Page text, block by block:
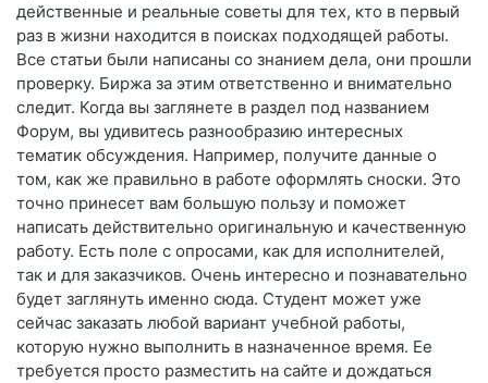
действенные и реальные советы для тех, кто в первый
раз в жизни находится в поисках подходящей работы.
Все статьи были написаны со знанием дела, они прошли
проверку. Биржа за этим ответственно и внимательно
следит. Когда вы заглянете в раздел под названием
Форум, вы удивитесь разнообразию интересных
тематик обсуждения. Например, получите данные о
том, как же правильно в работе оформлять сноски. Это
точно принесет вам большую пользу и поможет
написать действительно оригинальную и качественную
работу. Есть поле с опросами, как для исполнителей,
так и для заказчиков. Очень интересно и познавательно
будет заглянуть именно сюда. Студент может уже
сейчас заказать любой вариант учебной работы,
которую нужно выполнить в назначенное время. Ее
требуется просто разместить на сайте и дождаться